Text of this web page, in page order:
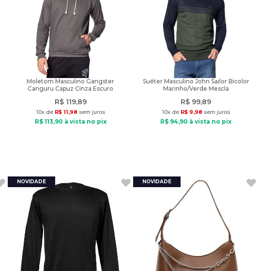
Moletom Masculino Gangster
Canguru Capuz Cinza Escuro
R$ 119,89
10x de R$ 11,98 sem juros
R$ 113,90 à vista no pix
Suéter Masculino John Sailor Bicolor
Marinho/Verde Mescla
R$ 99,89
10x de R$ 9,98 sem juros
R$ 94,90 à vista no pix